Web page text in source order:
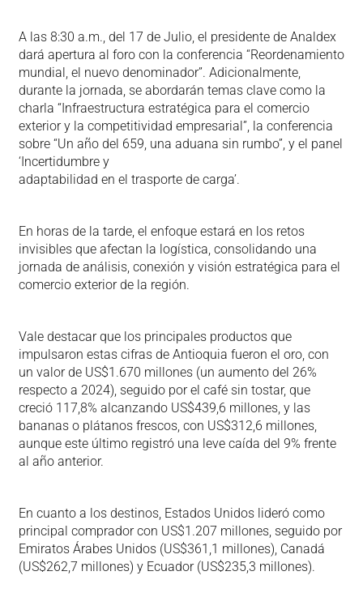
A las 8:30 a.m., del 17 de Julio, el presidente de Analdex
dará apertura al foro con la conferencia “Reordenamiento
mundial, el nuevo denominador”. Adicionalmente,
durante la jornada, se abordarán temas clave como la
charla “Infraestructura estratégica para el comercio
exterior y la competitividad empresarial”, la conferencia
sobre “Un año del 659, una aduana sin rumbo”, y el panel
‘Incertidumbre y
adaptabilidad en el trasporte de carga’.
En horas de la tarde, el enfoque estará en los retos
invisibles que afectan la logística, consolidando una
jornada de análisis, conexión y visión estratégica para el
comercio exterior de la región.
Vale destacar que los principales productos que
impulsaron estas cifras de Antioquia fueron el oro, con
un valor de US$1.670 millones (un aumento del 26%
respecto a 2024), seguido por el café sin tostar, que
creció 117,8% alcanzando US$439,6 millones, y las
bananas o plátanos frescos, con US$312,6 millones,
aunque este último registró una leve caída del 9% frente
al año anterior.
En cuanto a los destinos, Estados Unidos lideró como
principal comprador con US$1.207 millones, seguido por
Emiratos Árabes Unidos (US$361,1 millones), Canadá
(US$262,7 millones) y Ecuador (US$235,3 millones).